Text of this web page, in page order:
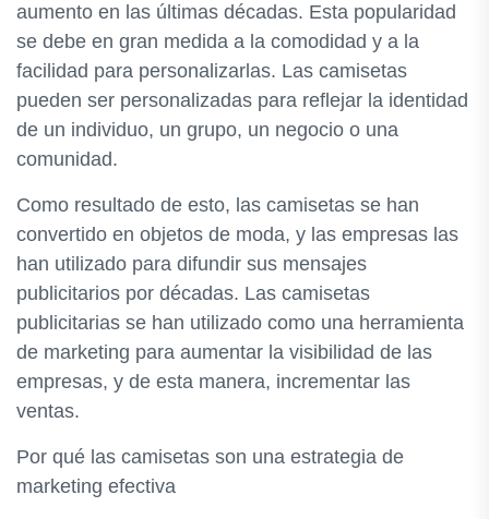
aumento en las últimas décadas. Esta popularidad
se debe en gran medida a la comodidad y a la
facilidad para personalizarlas. Las camisetas
pueden ser personalizadas para reflejar la identidad
de un individuo, un grupo, un negocio o una
comunidad.
Como resultado de esto, las camisetas se han
convertido en objetos de moda, y las empresas las
han utilizado para difundir sus mensajes
publicitarios por décadas. Las camisetas
publicitarias se han utilizado como una herramienta
de marketing para aumentar la visibilidad de las
empresas, y de esta manera, incrementar las
ventas.
Por qué las camisetas son una estrategia de
marketing efectiva